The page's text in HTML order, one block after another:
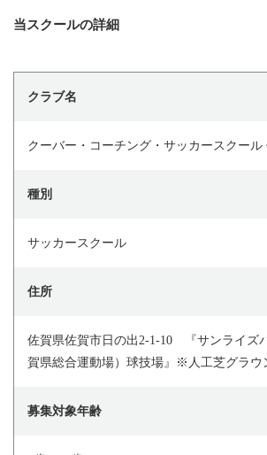
当スクールの詳細
クラブ名
クーバー・コーチング・サッカースクール
種別
サッカースクール
住所
佐賀県佐賀市日の出2-1-10 『サンライズ
賀県総合運動場）球技場』※人工芝グラウ
募集対象年齢